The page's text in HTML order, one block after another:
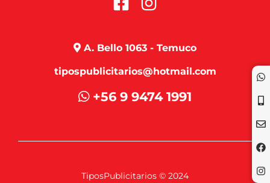
A. Bello 1063 - Temuco
tipospublicitarios@hotmail.com
+56 9 9474 1991
TiposPublicitarios © 2024